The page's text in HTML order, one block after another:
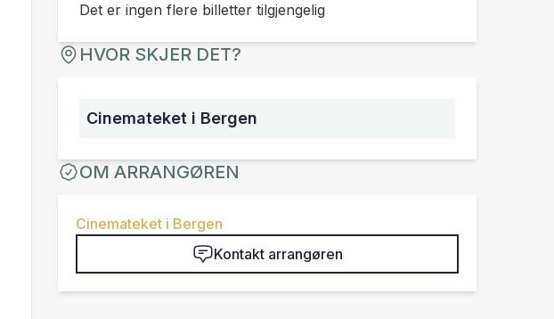
Det er ingen flere billetter tilgjengelig
HVOR SKJER DET?
Cinemateket i Bergen
OM ARRANGØREN
Cinemateket i Bergen
Kontakt arrangøren